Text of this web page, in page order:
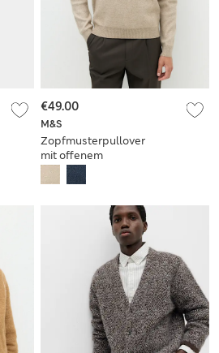
M&S
Zopfmusterpullover
mit offenem
Ausschnitt und Air
Yarn-Motiv
€49.00